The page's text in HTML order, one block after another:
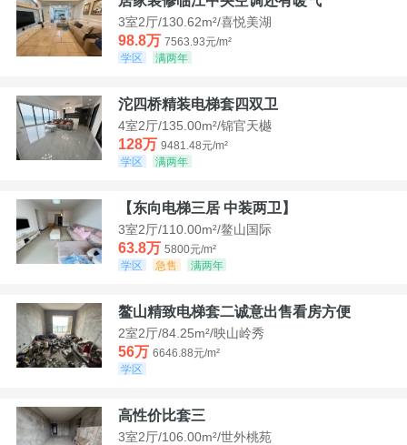
3室2厅/130.62m²/喜悦美湖
98.8万 7563.93元/m²
学区
满两年
沱四桥精装电梯套四双卫
4室2厅/135.00m²/锦官天樾
128万 9481.48元/m²
学区
满两年
【东向电梯三居 中装两卫】
3室2厅/110.00m²/鳌山国际
63.8万 5800元/m²
学区
急售 满两年
鳌山精致电梯套二诚意出售看房方便
2室2厅/84.25m²/映山岭秀
56万 6646.88元/m²
学区
高性价比套三
3室2厅/106.00m²/世外桃苑